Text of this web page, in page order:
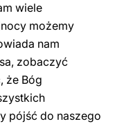
wiele
możemy
nam
zobaczyć
że Bóg
pójść do naszego